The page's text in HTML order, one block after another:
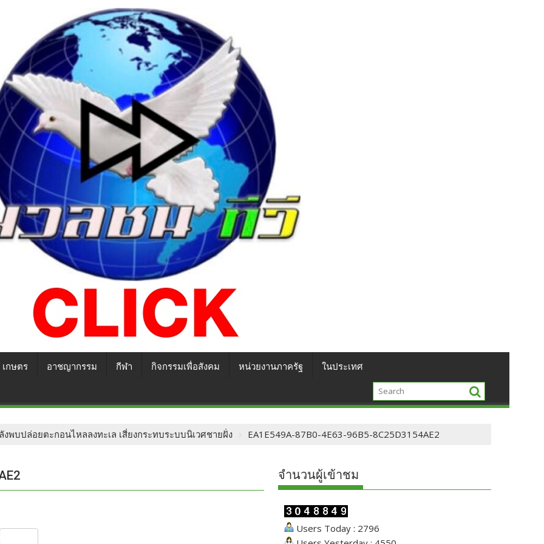
เกษตร อาชญากรรม กีฬา กิจกรรมเพื่อสังคม หน่วยงานภาครัฐ ในประเทศ
พบปล่อยตะกอนไหลลงทะเล เสี่ยงกระทบระบบนิเวศชายฝั่ง EA1E549A-87B0-4E63-96B5-8C25D3154AE2
จำนวนผู้เข้าชม
Users Today : 2796